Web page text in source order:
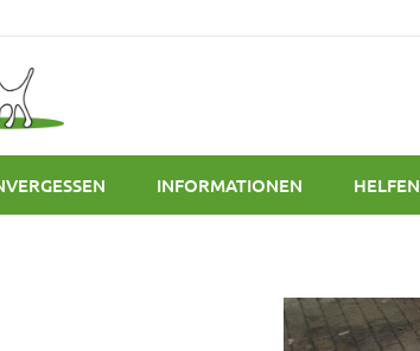
INFORMATIONEN HELFEN